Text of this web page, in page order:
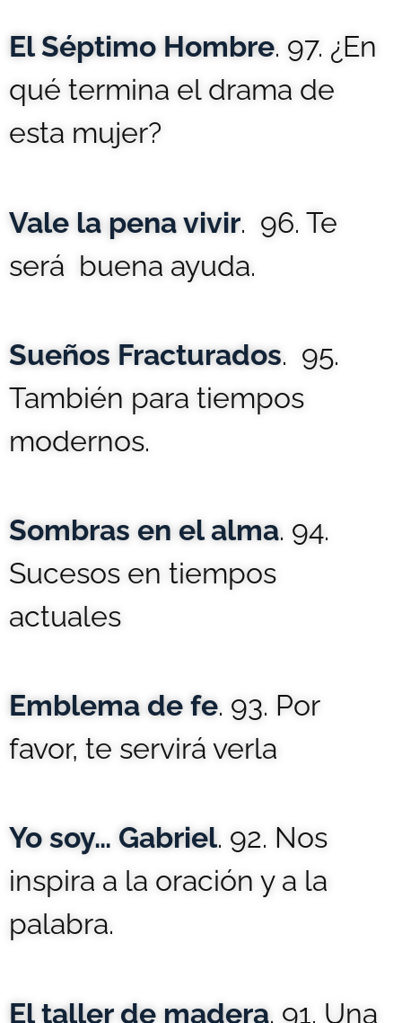
El Séptimo Hombre. 97. ¿En
qué termina el drama de
esta mujer?
Vale la pena vivir. 96. Te
será buena ayuda.
Sueños Fracturados. 95.
También para tiempos
modernos.
Sombras en el alma. 94.
Sucesos en tiempos
actuales
Emblema de fe. 93. Por
favor, te servirá verla
Yo soy… Gabriel. 92. Nos
inspira a la oración y a la
palabra.
El taller de madera. 91. Una